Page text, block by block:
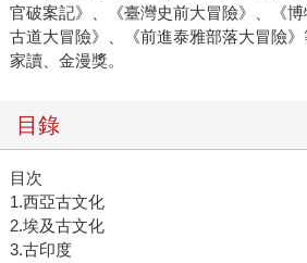
官破案記》、《臺灣史前大冒險》、《
古道大冒險》、《前進泰雅部落大冒險
家讀、金漫獎。
目錄
目次
1.西亞古文化
2.埃及古文化
3.古印度